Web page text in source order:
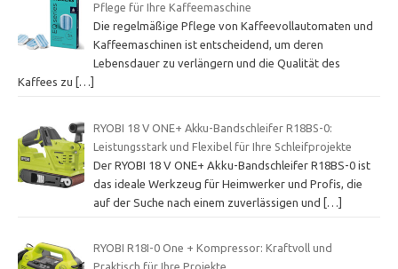
Pflege für Ihre Kaffeemaschine
Die regelmäßige Pflege von Kaffeevollautomaten und
Kaffeemaschinen ist entscheidend, um deren
Lebensdauer zu verlängern und die Qualität des
Kaffees zu
[…]
RYOBI 18 V ONE+ Akku-Bandschleifer R18BS-0:
Leistungsstark und Flexibel für Ihre Schleifprojekte
Der RYOBI 18 V ONE+ Akku-Bandschleifer R18BS-0 ist
das ideale Werkzeug für Heimwerker und Profis, die
auf der Suche nach einem zuverlässigen und […]
RYOBI R18I-0 One + Kompressor: Kraftvoll und
Praktisch für Ihre Projekte